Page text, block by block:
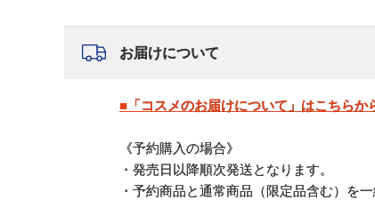
お届けについて
■「コスメのお届けについて」はこちらか
《予約購入の場合》
・発売日以降順次発送となります。
・予約商品と通常商品（限定品含む）を